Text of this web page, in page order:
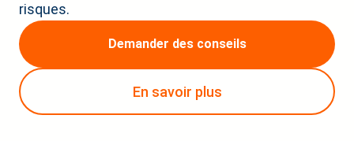
risques.
Demander des conseils
En savoir plus